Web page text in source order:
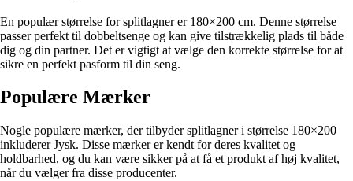
En populær størrelse for splitlagner er 180×200 cm. Denne størrelse
passer perfekt til dobbeltsenge og kan give tilstrækkelig plads til både
dig og din partner. Det er vigtigt at vælge den korrekte størrelse for at
sikre en perfekt pasform til din seng.
Populære Mærker
Nogle populære mærker, der tilbyder splitlagner i størrelse 180×200
inkluderer Jysk. Disse mærker er kendt for deres kvalitet og
holdbarhed, og du kan være sikker på at få et produkt af høj kvalitet,
når du vælger fra disse producenter.